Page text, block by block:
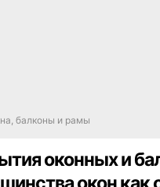
балконы и рамы
оконных и